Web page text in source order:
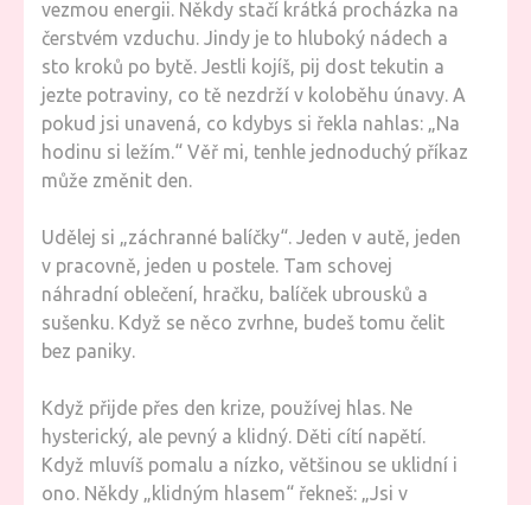
vezmou energii. Někdy stačí krátká procházka na
čerstvém vzduchu. Jindy je to hluboký nádech a
sto kroků po bytě. Jestli kojíš, pij dost tekutin a
jezte potraviny, co tě nezdrží v koloběhu únavy. A
pokud jsi unavená, co kdybys si řekla nahlas: „Na
hodinu si ležím.“ Věř mi, tenhle jednoduchý příkaz
může změnit den.
Udělej si „záchranné balíčky“. Jeden v autě, jeden
v pracovně, jeden u postele. Tam schovej
náhradní oblečení, hračku, balíček ubrousků a
sušenku. Když se něco zvrhne, budeš tomu čelit
bez paniky.
Když přijde přes den krize, používej hlas. Ne
hysterický, ale pevný a klidný. Děti cítí napětí.
Když mluvíš pomalu a nízko, většinou se uklidní i
ono. Někdy „klidným hlasem“ řekneš: „Jsi v